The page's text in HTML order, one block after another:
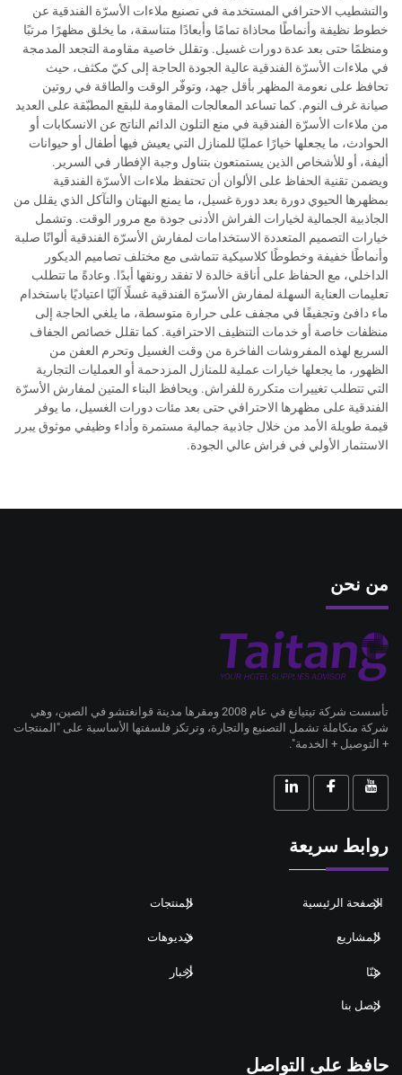
والتشطيب الاحترافي المستخدمة في تصنيع ملاءات الأسرّة الفندقية عن
خطوط نظيفة وأنماطًا محاذاة تمامًا وأبعادًا متناسقة، ما يخلق مظهرًا مرتبًا
ومنظمًا حتى بعد عدة دورات غسيل. وتقلل خاصية مقاومة التجعد المدمجة
في ملاءات الأسرّة الفندقية عالية الجودة الحاجة إلى كيّ مكثف، حيث
تحافظ على نعومة المظهر بأقل جهد، وتوفّر الوقت والطاقة في روتين
صيانة غرف النوم. كما تساعد المعالجات المقاومة للبقع المطبّقة على العديد
من ملاءات الأسرّة الفندقية في منع التلون الدائم الناتج عن الانسكابات أو
الحوادث، ما يجعلها خيارًا عمليًا للمنازل التي يعيش فيها أطفال أو حيوانات
أليفة، أو للأشخاص الذين يستمتعون بتناول وجبة الإفطار في السرير.
ويضمن تقنية الحفاظ على الألوان أن تحتفظ ملاءات الأسرّة الفندقية
بمظهرها الحيوي دورة بعد دورة غسيل، ما يمنع البهتان والتآكل الذي يقلل من
الجاذبية الجمالية لخيارات الفراش الأدنى جودة مع مرور الوقت. وتشمل
خيارات التصميم المتعددة الاستخدامات لمفارش الأسرّة الفندقية ألوانًا صلبة
وأنماطًا خفيفة وخطوطًا كلاسيكية تتماشى مع مختلف تصاميم الديكور
الداخلي، مع الحفاظ على أناقة خالدة لا تفقد رونقها أبدًا. وعادةً ما تتطلب
تعليمات العناية السهلة لمفارش الأسرّة الفندقية غسلًا آليًا اعتياديًا باستخدام
ماء دافئ وتجفيفًا في مجفف على حرارة متوسطة، ما يلغي الحاجة إلى
منظفات خاصة أو خدمات التنظيف الاحترافية. كما تقلل خصائص الجفاف
السريع لهذه المفروشات الفاخرة من وقت الغسيل وتحرم العفن من
الظهور، ما يجعلها خيارات عملية للمنازل المزدحمة أو العمليات التجارية
التي تتطلب تغييرات متكررة للفراش. ويحافظ البناء المتين لمفارش الأسرّة
الفندقية على مظهرها الاحترافي حتى بعد مئات دورات الغسيل، ما يوفر
قيمة طويلة الأمد من خلال جاذبية جمالية مستمرة وأداء وظيفي موثوق يبرر
الاستثمار الأولي في فراش عالي الجودة.
من نحن
تأسست شركة تيتيانغ في عام 2008 ومقرها مدينة قوانغتشو في الصين، وهي
شركة متكاملة تشمل التصنيع والتجارة، وترتكز فلسفتها الأساسية على "المنتجات
+ التوصيل + الخدمة".
روابط سريعة
الصفحة الرئيسية المنتجات
المشاريع فيديوهات
عنّا أخبار
اتصل بنا
حافظ على التواصل